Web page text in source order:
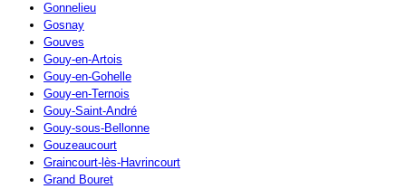
Gonnelieu
Gosnay
Gouves
Gouy-en-Artois
Gouy-en-Gohelle
Gouy-en-Ternois
Gouy-Saint-André
Gouy-sous-Bellonne
Gouzeaucourt
Graincourt-lès-Havrincourt
Grand Bouret